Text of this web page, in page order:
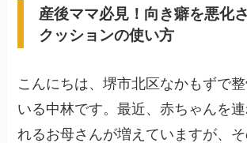
産後ママ必見！向き癖を悪化
クッションの使い方
こんにちは、堺市北区なかもずで
いる中林です。最近、赤ちゃんを
れるお母さんが増えていますが、そ